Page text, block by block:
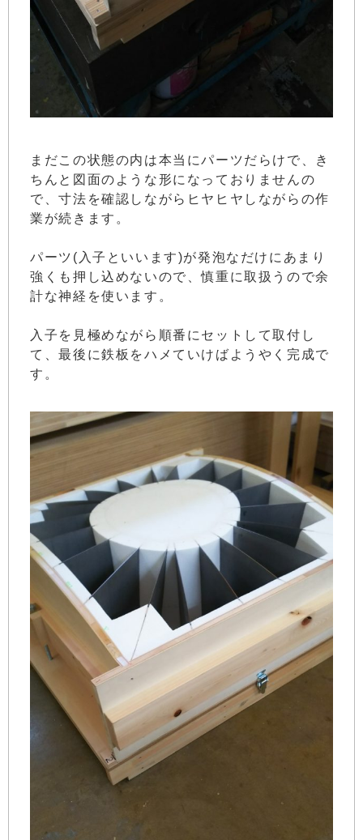
まだこの状態の内は本当にパーツだらけで、き
ちんと図面のような形になっておりませんの
で、寸法を確認しながらヒヤヒヤしながらの作
業が続きます。
パーツ(入子といいます)が発泡なだけにあまり
強くも押し込めないので、慎重に取扱うので余
計な神経を使います。
入子を見極めながら順番にセットして取付し
て、最後に鉄板をハメていけばようやく完成で
す。